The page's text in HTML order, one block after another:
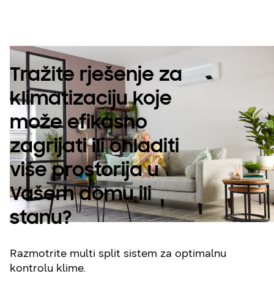
Tražite rješenje za
klimatizaciju koje
može efikasno
zagrijati ili ohladiti
više prostorija u
Vašem domu ili
stanu?
Razmotrite multi split sistem za optimalnu
kontrolu klime.